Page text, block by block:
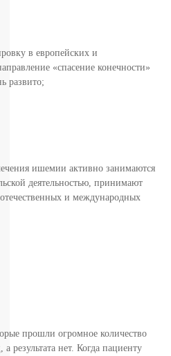
в европейских и
«спасение конечности»
развито;
ишемии активно занимаются
деятельностью, принимают
и международных
прошли огромное количество
результата нет. Когда пациенту